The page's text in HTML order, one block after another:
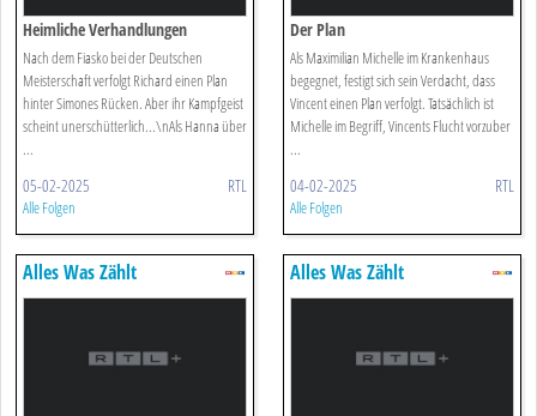
Heimliche Verhandlungen
Nach dem Fiasko bei der Deutschen
Meisterschaft verfolgt Richard einen Plan
hinter Simones Rücken. Aber ihr Kampfgeist
scheint unerschütterlich...\nAls Hanna über
...
05-02-2025 RTL
Alle Folgen
Der Plan
Als Maximilian Michelle im Krankenhaus
begegnet, festigt sich sein Verdacht, dass
Vincent einen Plan verfolgt. Tatsächlich ist
Michelle im Begriff, Vincents Flucht vorzuber
...
04-02-2025 RTL
Alle Folgen
Alles Was Zählt Alles Was Zählt